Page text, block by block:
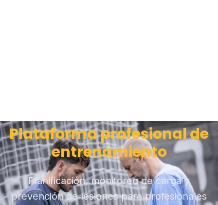
Plataforma profesional de
entrenamiento
Planificación, monitoreo de carga y
prevención de lesiones para profesionales